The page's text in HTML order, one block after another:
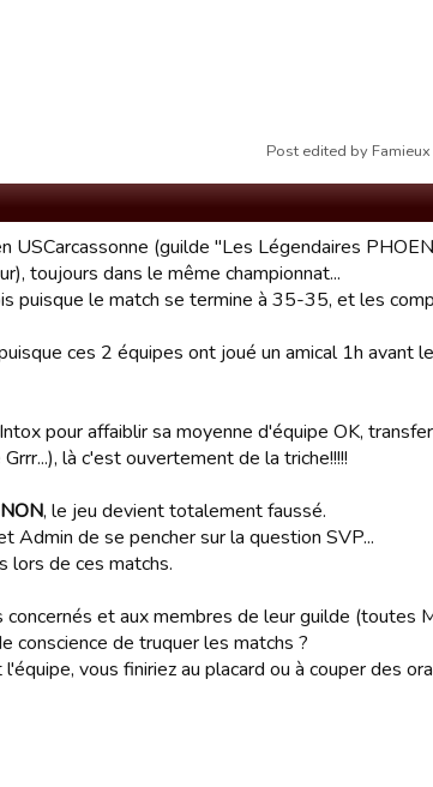
Post edited by
USCarcassonne (guilde "Les Légendaires
toujours dans le même championnat...
puisque le match se termine à 35-35, et les
ces 2 équipes ont joué un amical 1h avant
pour affaiblir sa moyenne d'équipe OK,
là c'est ouvertement de la triche!!!!!
NON, le jeu devient totalement faussé.
Admin de se pencher sur la question SVP...
lors de ces matchs.
et aux membres de leur guilde (toutes
conscience de truquer les matchs ?
vous finiriez au placard ou à couper des